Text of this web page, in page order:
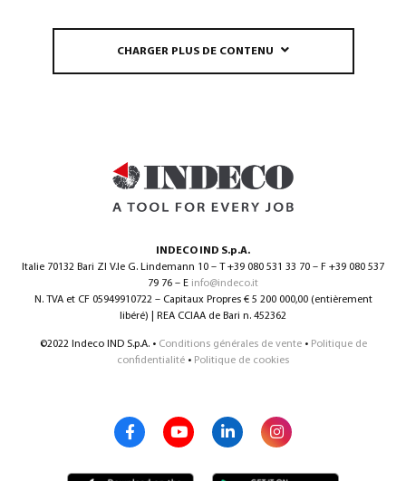
CHARGER PLUS DE CONTENU
INDECO IND S.p.A.
Italie 70132 Bari ZI V.le G. Lindemann 10 – T +39 080 531 33 70 – F +39 080 537
79 76 – E info@indeco.it
N. TVA et CF 05949910722 – Capitaux Propres € 5 200 000,00 (entièrement
libéré) | REA CCIAA de Bari n. 452362
©2022 Indeco IND S.p.A. • Conditions générales de vente• Politique de
confidentialité • Politique de cookies